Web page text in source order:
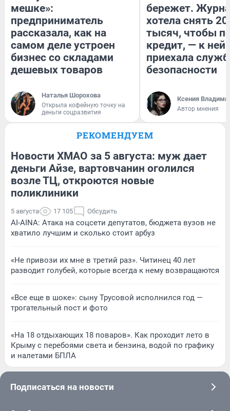
мешке»:
предприниматель
рассказала, как на
самом деле устроен
бизнес со складами
дешевых товаров
Наталья Шорохова
Открыла кофейную точку на
деньги соцразвития
бережет.
хотела снять
тысяч, чтобы
кредит, — к
приехала
безопасности
Ксения
Автор мнения
РЕКОМЕНДУЕМ
Новости ХМАО за 5 августа: муж дает
деньги Айзе, вартовчанин оголился
возле ТЦ, откроются новые
поликлиники
5 августа 17 105 Обсудить
AI-AINA: Атака на соцсети депутатов, бюджета вузов не
хватило лучшим и сколько стоит арбуз
«Не привози их мне в третий раз». Читинец 40 лет
разводит голубей, которые всегда к нему возвращаются
«Все еще в шоке»: сыну Трусовой исполнился год —
трогательный пост и фото
«На 18 отдыхающих 18 поваров». Как проходит лето в
Крыму с перебоями света и бензина, водой по графику
и налетами БПЛА
Подписаться на новости